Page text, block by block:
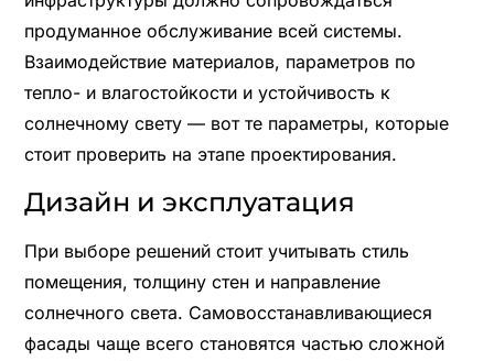
продуманное обслуживание всей системы.
Взаимодействие материалов, параметров по
тепло- и влагостойкости и устойчивость к
солнечному свету — вот те параметры, которые
стоит проверить на этапе проектирования.
Дизайн и эксплуатация
При выборе решений стоит учитывать стиль
помещения, толщину стен и направление
солнечного света. Самовосстанавливающиеся
фасады чаще всего становятся частью сложной